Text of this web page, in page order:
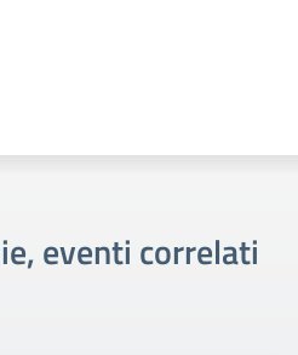
eventi correlati